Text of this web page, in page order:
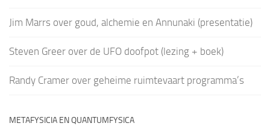
Jim Marrs over goud, alchemie en Annunaki (presentatie)
Steven Greer over de UFO doofpot (lezing + boek)
Randy Cramer over geheime ruimtevaart programma’s
METAFYSICIA EN QUANTUMFYSICA